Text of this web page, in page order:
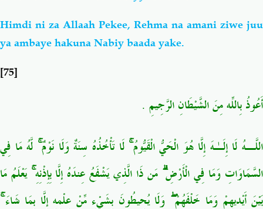
Himdi ni za Allaah Pekee, Rehma na amani ziwe juu
ya ambaye hakuna Nabiy baada yake.
[75]
أَعُوذُ بِاللّهِ مِنَ الشَّيْطَانِ الرَّجِيمِ .
اللَّـهُ لَا إِلَـٰهَ إِلَّا هُوَ الْحَيُّ الْقَيُّومُ لَا تَأْخُذُهُ سِنَةٌ وَلَا نَوْمٌ لَّهُ مَا فِي
السَّمَاوَاتِ وَمَا فِيالْأَرْضِ مَنذَا الَّذِييَشْفَعُعِندَهُإِلَّا بِإِذْنِهِ يَعْلَمُمَا
بَيْنَ أَيْدِيهِمْ وَمَا خَلْفَهُمْ وَلَا يُحِيطُونَ بِشَيْءٍ مِّنْ عِلْمِهِ إِلَّا بِمَا شَاءَ